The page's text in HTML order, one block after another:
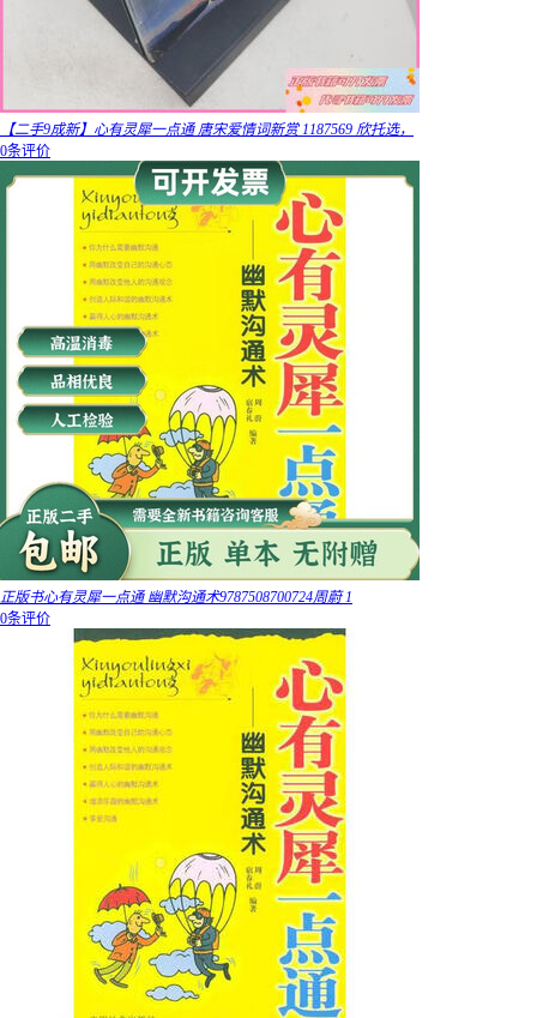
【二手9成新】心有灵犀一点通 唐宋爱情词新赏 1187569 欣托选，
0条评价
正版书心有灵犀一点通 幽默沟通术9787508700724周蔚 1
0条评价